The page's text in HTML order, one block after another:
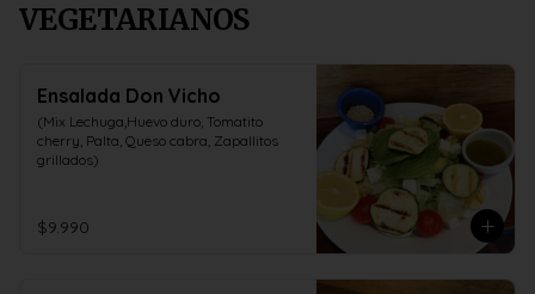
VEGETARIANOS
Ensalada Don Vicho
(Mix Lechuga,Huevo duro, Tomatito
cherry, Palta, Queso cabra, Zapallitos
grillados)
$9.990